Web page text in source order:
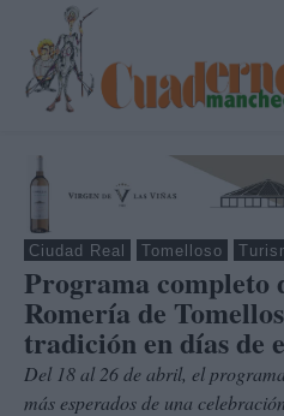
Ciudad Real Tomelloso
Programa
Romería de
tradición en días de
Del 18 al 26 de abril, el
más esperados de una